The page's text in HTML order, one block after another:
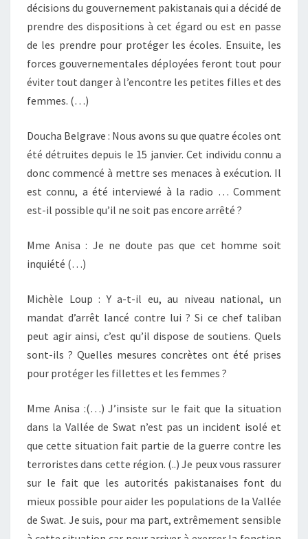
décisions du gouvernement pakistanais qui a décidé de
prendre des dispositions à cet égard ou est en passe
de les prendre pour protéger les écoles. Ensuite, les
forces gouvernementales déployées feront tout pour
éviter tout danger à l’encontre les petites filles et des
femmes. (…)
Doucha Belgrave : Nous avons su que quatre écoles ont
été détruites depuis le 15 janvier. Cet individu connu a
donc commencé à mettre ses menaces à exécution. Il
est connu, a été interviewé à la radio … Comment
est-il possible qu’il ne soit pas encore arrêté ?
Mme Anisa : Je ne doute pas que cet homme soit
inquiété (…)
Michèle Loup : Y a-t-il eu, au niveau national, un
mandat d’arrêt lancé contre lui ? Si ce chef taliban
peut agir ainsi, c’est qu’il dispose de soutiens. Quels
sont-ils ? Quelles mesures concrètes ont été prises
pour protéger les fillettes et les femmes ?
Mme Anisa :(…) J’insiste sur le fait que la situation
dans la Vallée de Swat n’est pas un incident isolé et
que cette situation fait partie de la guerre contre les
terroristes dans cette région. (..) Je peux vous rassurer
sur le fait que les autorités pakistanaises font du
mieux possible pour aider les populations de la Vallée
de Swat. Je suis, pour ma part, extrêmement sensible